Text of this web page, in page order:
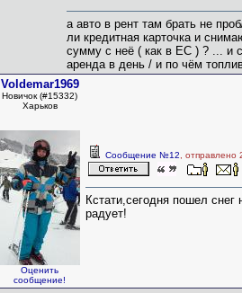
а авто в рент там брать не
ли кредитная карточка и
сумму с неё ( как в ЕС ) ? ... и
аренда в день / и по чём
Voldemar1969
Новичок (#15332)
Харьков
Оценить
сообщение!
Сообщение №12 ,
Кстати,сегодня пошел
радует!